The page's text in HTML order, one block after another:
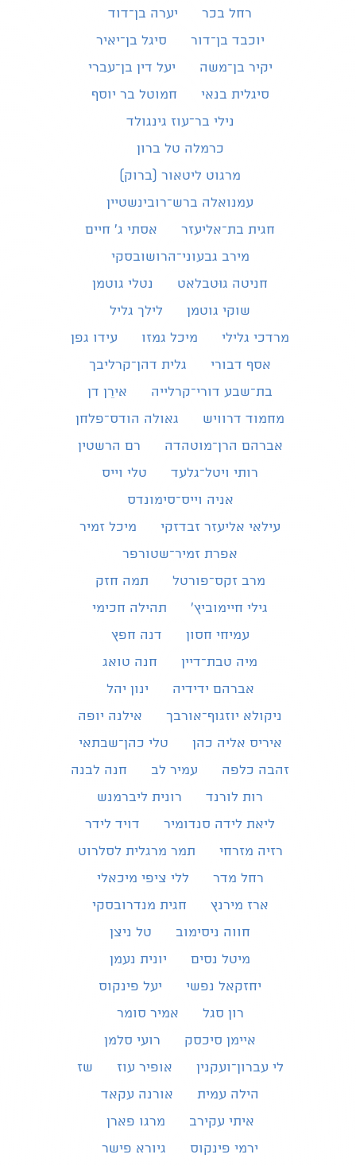
רחל בכר
יערה בן־דוד
יוכבד בן־דור
סיגל בן־יאיר
יקיר בן־משה
יעל דין בן־עברי
סיגלית בנאי
חמוטל בר יוסף
נילי בר־עוז גינגולד
כרמלה טל ברון
מרגוט ליטאור (ברוק)
עמנואלה ברש־רובינשטיין
חגית בת־אליעזר
אסתי ג׳ חיים
מירב גבעוני־הרושובסקי
חניטה גוּטבלאט
נטלי גוטמן
שוקי גוטמן
לילך גליל
מרדכי גלילי
מיכל גמזו
עידו גפן
אסף דבורי
גלית דהן־קרליבך
בת־שבע דורי־קרלייה
אירֵן דן
מחמוד דרוויש
גאולה הודס־פלחן
אברהם הרן־מוטהדה
רם הרשטין
רותי ויטל־גלעד
טלי וייס
אניה וייס־סימונדס
עילאי אליעזר זבדזקי
מיכל זמיר
אפרת זמיר־שטורפר
מרב זקס־פורטל
תמה חזק
גילי חיימוביץ'
תהילה חכימי
עמיחי חסון
דנה חפץ
מיה טבת־דיין
חנה טואג
אברהם ידידיה
ינון יהל
ניקולא יוזגוף־אורבך
אילנה יופה
איריס אליה כהן
טלי כהן־שבתאי
זהבה כלפה
עמיר לב
חנה לבנה
רות לורנד
רונית ליברמנש
ליאת לידה סנדומיר
דויד לידר
רזיה מזרחי
תמר מרגלית לסלרוט
רחל מדר
ללי ציפי מיכאלי
ארז מירנץ
חגית מנדרובסקי
חווה ניסימוב
טל ניצן
מיטל נסים
יונית נעמן
יחזקאל נפשי
יעל פינקוס
רון סגל
אמיר סומר
איימן סיכסק
רועי סלמן
לי עברון־ועקנין
אופיר עוז
שז
הילה עמית
אורנה עקאד
איתי עקירב
מרגו פארן
ירמי פינקוס
גיורא פישר